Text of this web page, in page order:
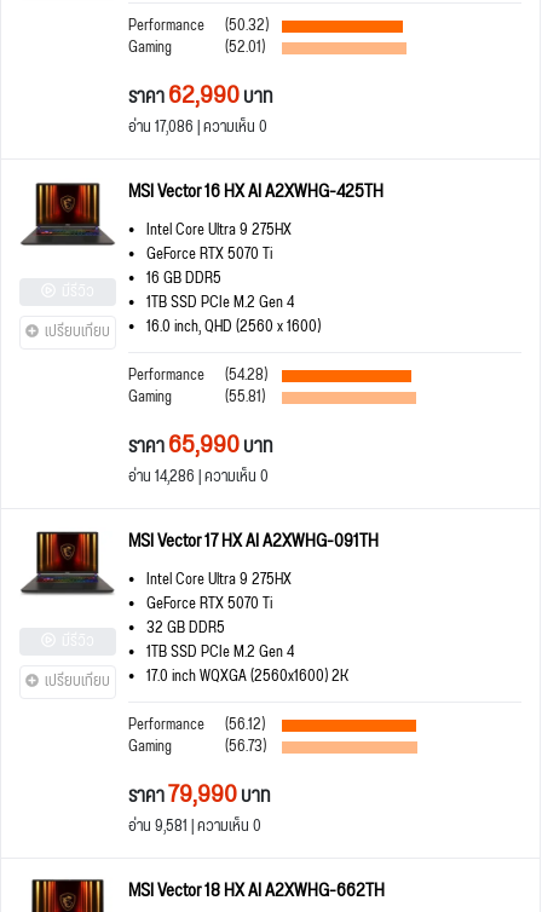
Performance
(50.32)
Gaming (52.01)
ราคา62,990บาท
อ่าน 17,086 | ความเห็น 0
เปรียบเทียบ
MSI Vector 16 HX AI A2XWHG-425TH
Intel Core Ultra 9 275HX
GeForce RTX 5070 Ti
16 GB DDR5
1TB SSD PCIe M.2 Gen 4
16.0 inch, QHD (2560 x 1600)
Performance
(54.28)
Gaming (55.81)
ราคา65,990บาท
อ่าน 14,286 | ความเห็น 0
เปรียบเทียบ
MSI Vector 17 HX AI A2XWHG-091TH
Intel Core Ultra 9 275HX
GeForce RTX 5070 Ti
32 GB DDR5
1TB SSD PCIe M.2 Gen 4
17.0 inch WQXGA (2560x1600) 2K
Performance
(56.12)
Gaming (56.73)
ราคา79,990บาท
อ่าน 9,581 | ความเห็น 0
MSI Vector 18 HX AI A2XWHG-662TH